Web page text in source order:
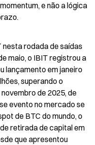
e não a lógica
nesta rodada de saídas
maio, o IBIT registrou a
lançamento em janeiro
superando o
de 2025, de
evento no mercado se
de BTC do mundo, o
retirada de capital em
que apresentou